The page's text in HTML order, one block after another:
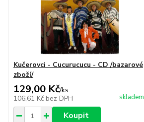
Kučerovci - Cucurucucu - CD /bazarové
zboží/
129,00 Kč/ks
106,61 Kč bez DPH skladem
Koupit